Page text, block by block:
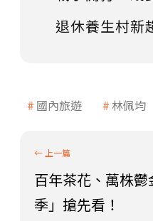
退休養生村新
國內旅遊 林佩均
百年茶花、萬株
季」搶先看！